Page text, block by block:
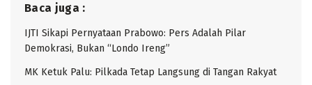
Baca juga :
IJTI Sikapi Pernyataan Prabowo: Pers Adalah Pilar
Demokrasi, Bukan “Londo Ireng”
MK Ketuk Palu: Pilkada Tetap Langsung di Tangan Rakyat